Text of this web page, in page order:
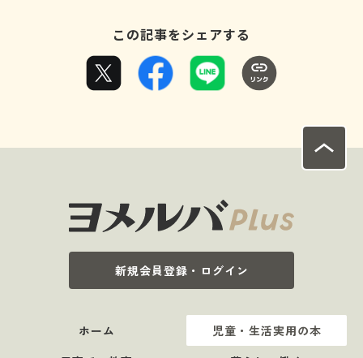
この記事をシェアする
新規会員登録・ログイン
ホーム
児童・生活実用の本